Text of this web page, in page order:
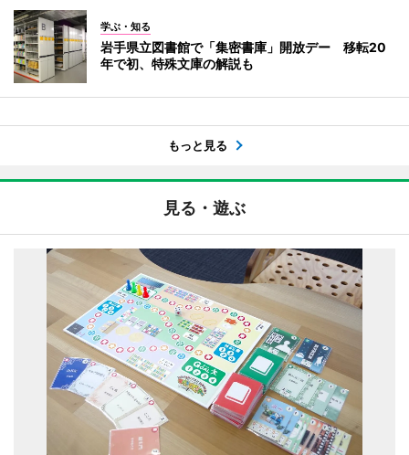
学ぶ・知る
岩手県立図書館で「集密書庫」開放デー 移転20
年で初、特殊文庫の解説も
もっと見る
見る・遊ぶ